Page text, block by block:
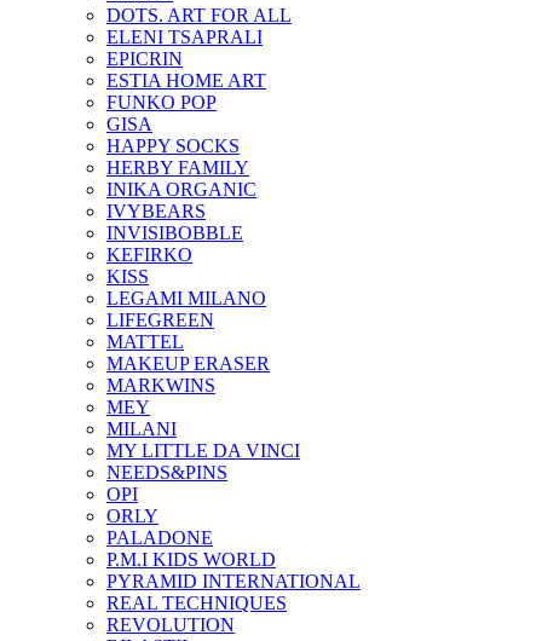
DOTS. ART FOR ALL
ELENI TSAPRALI
EPICRIN
ESTIA HOME ART
FUNKO POP
GISA
HAPPY SOCKS
HERBY FAMILY
INIKA ORGANIC
IVYBEARS
INVISIBOBBLE
KEFIRKO
KISS
LEGAMI MILANO
LIFEGREEN
MATTEL
MAKEUP ERASER
MARKWINS
MEY
MILANI
MY LITTLE DA VINCI
NEEDS&PINS
OPI
ORLY
PALADONE
P.M.I KIDS WORLD
PYRAMID INTERNATIONAL
REAL TECHNIQUES
REVOLUTION